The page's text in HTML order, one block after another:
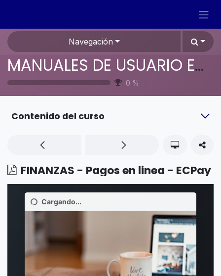
Navegación
MANUALES DE USUARIO EN ESPAÑOL ODOO 19
0 %
Contenido del curso
FINANZAS - Pagos en linea - ECPay